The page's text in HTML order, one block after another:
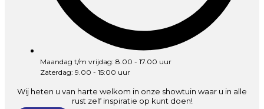
Maandag t/m vrijdag: 8.00 - 17.00 uur
Zaterdag: 9.00 - 15:00 uur
Wij heten u van harte welkom in onze showtuin waar u in alle
rust zelf inspiratie op kunt doen!